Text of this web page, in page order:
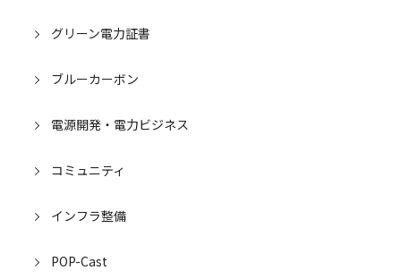
グリーン電力証書
ブルーカーボン
電源開発・電力ビジネス
コミュニティ
インフラ整備
POP-Cast